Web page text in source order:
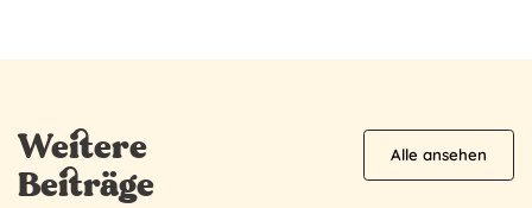
Weitere
Beiträge
Alle ansehen